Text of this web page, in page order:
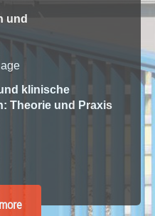
und
klinische
Theorie und Praxis